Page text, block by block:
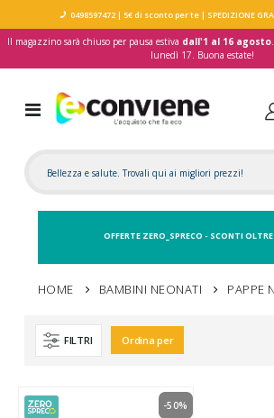
0498597472| 5€ di sconto per te| SPEDIZIONE
Il magazzino sarà chiuso per pausa estiva dall'1 al 16 agosto
lunedì 17. Buona estate!
Toggle
Nav
OFFERTE ZERO_SPRECO - SCONTI
HOME BAMBINI NEONATI PAPPE
FILTRI Ordina per
-50%